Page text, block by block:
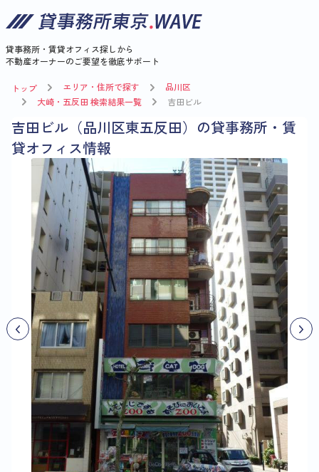
貸事務所・賃貸オフィス探しから
不動産オーナーのご要望を徹底サポート
トップ エリア・住所で探す
品川区
大崎・五反田 検索結果一覧
吉田ビル
吉田ビル（品川区東五反田）の貸事務所・賃
貸オフィス情報